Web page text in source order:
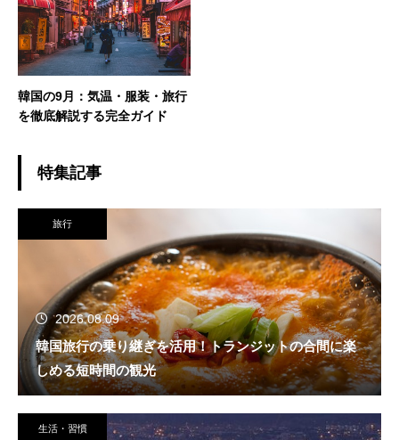
韓国の9月：気温・服装・旅行
を徹底解説する完全ガイド
特集記事
旅行
2026.08.09
韓国旅行の乗り継ぎを活用！トランジットの合間に楽
しめる短時間の観光
生活・習慣